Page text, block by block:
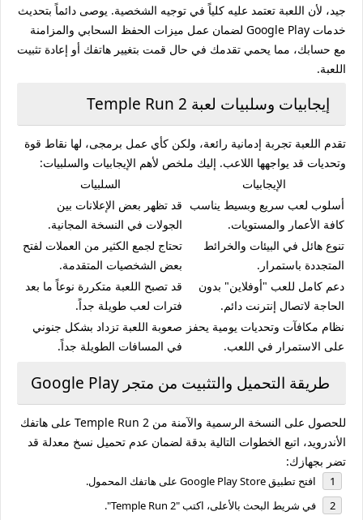
جيد، لأن اللعبة تعتمد عليه كلياً في توجيه الشخصية. يوصى دائماً بتحديث
خدمات Google Play لضمان عمل ميزات الحفظ السحابي والمزامنة
مع حسابك، مما يحمي تقدمك في حال قمت بتغيير هاتفك أو إعادة تثبيت
اللعبة.
إيجابيات وسلبيات لعبة Temple Run 2
تقدم اللعبة تجربة إدمانية رائعة، ولكن كأي عمل برمجى، لها نقاط قوة
وتحديات قد يواجهها اللاعب. إليك ملخص لأهم الإيجابيات والسلبيات:
الإيجابيات
السلبيات
أسلوب لعب سريع وبسيط يناسب
كافة الأعمار والمستويات.
قد تظهر بعض الإعلانات بين
الجولات في النسخة المجانية.
تنوع هائل في البيئات والخرائط
المتجددة باستمرار.
تحتاج لجمع الكثير من العملات لفتح
بعض الشخصيات المتقدمة.
دعم كامل للعب "أوفلاين" بدون
الحاجة لاتصال إنترنت دائم.
قد تصبح اللعبة متكررة نوعاً ما بعد
فترات لعب طويلة جداً.
نظام مكافآت وتحديات يومية يحفز
على الاستمرار في اللعب.
صعوبة اللعبة تزداد بشكل جنوني
في المسافات الطويلة جداً.
طريقة التحميل والتثبيت من متجر Google Play
للحصول على النسخة الرسمية والآمنة من Temple Run 2 على هاتفك
الأندرويد، اتبع الخطوات التالية بدقة لضمان عدم تحميل نسخ معدلة قد
تضر بجهازك:
افتح تطبيقGoogle Play Store على هاتفك المحمول.
في شريط البحث بالأعلى، اكتب"Temple Run 2"
.